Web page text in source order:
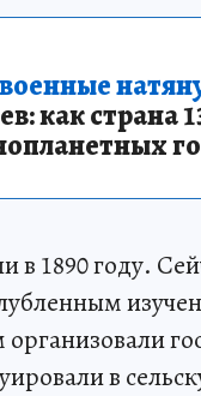
как страна
1890 году.
в